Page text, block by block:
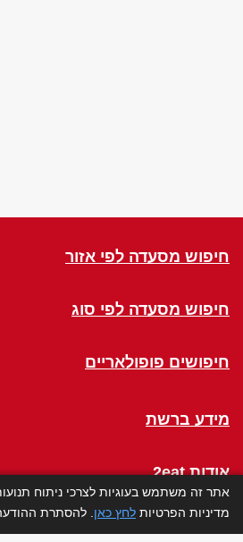
חיפוש מסעדה לפי אזור
חיפוש מסעדה לפי סוג
חיפושים פופולאריים
מידע ברשת
אודות 2eat
a Table
אתר זה משתמש בעוגיות לצרכי ניתוח
מדיניות הפרטיות לחץ כאן . להסתרת